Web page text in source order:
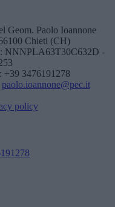
Geom. Paolo Ioannone
Chieti (CH)
NNNPLA63T30C632D -
+39 3476191278
paolo.ioannone@pec.it
policy